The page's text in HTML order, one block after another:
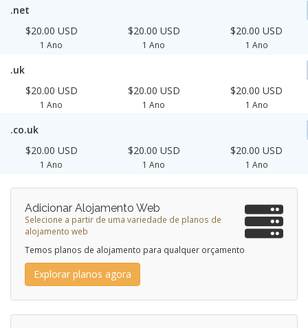
.net
$20.00 USD
1 Ano
$20.00 USD
1 Ano
$20.00 USD
1 Ano
.uk
$20.00 USD
1 Ano
$20.00 USD
1 Ano
$20.00 USD
1 Ano
.co.uk
$20.00 USD
1 Ano
$20.00 USD
1 Ano
$20.00 USD
1 Ano
Adicionar Alojamento Web
Selecione a partir de uma variedade de planos de
alojamento web
Temos planos de alojamento para qualquer orçamento
Explorar planos agora